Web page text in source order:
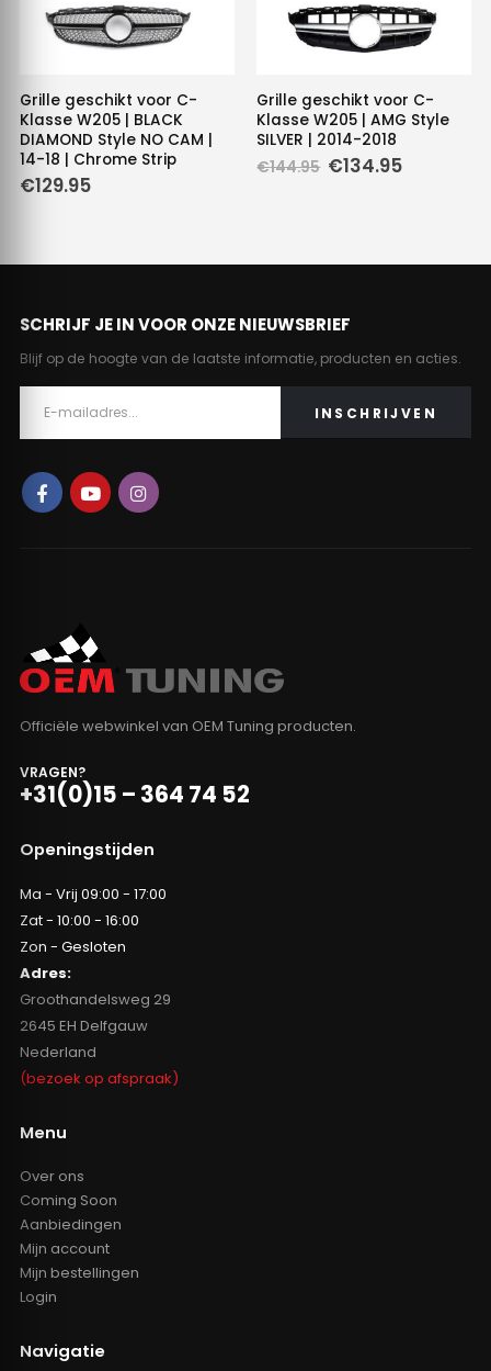
Grille geschikt voor C-
Klasse W205 | BLACK
DIAMOND Style NO CAM |
14-18 | Chrome Strip
€129.95
Grille geschikt voor C-
Klasse W205 | AMG Style
SILVER | 2014-2018
€144.95 Oorspronkelijke
€134.95Huidige
SCHRIJF JE IN VOOR ONZE NIEUWSBRIEF
Blijf op de hoogte van de laatste informatie, producten en acties.
Officiële webwinkel van OEM Tuning producten.
VRAGEN?
+31(0)15 – 364 74 52
Openingstijden
Ma - Vrij 09:00 - 17:00
Zat - 10:00 - 16:00
Zon - Gesloten
Adres:
Groothandelsweg 29
2645 EH Delfgauw
Nederland
(bezoek op afspraak)
Menu
Over ons
Coming Soon
Aanbiedingen
Mijn account
Mijn bestellingen
Login
Navigatie